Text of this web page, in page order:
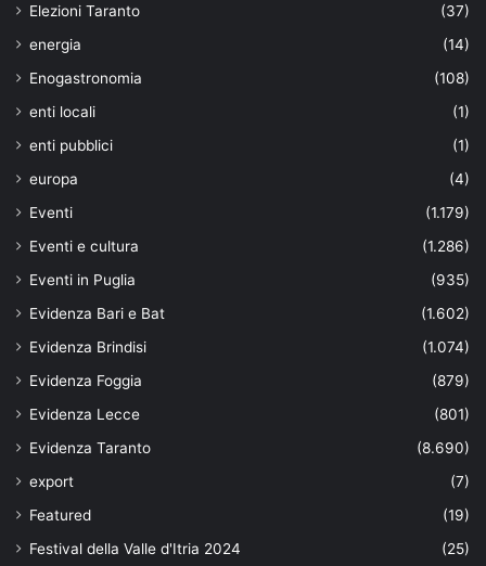
Elezioni Taranto
(37)
energia
(14)
Enogastronomia
(108)
enti locali
(1)
enti pubblici
(1)
europa
(4)
Eventi
(1.179)
Eventi e cultura
(1.286)
Eventi in Puglia
(935)
Evidenza Bari e Bat
(1.602)
Evidenza Brindisi
(1.074)
Evidenza Foggia
(879)
Evidenza Lecce
(801)
Evidenza Taranto
(8.690)
export
(7)
Featured
(19)
Festival della Valle d'Itria 2024
(25)